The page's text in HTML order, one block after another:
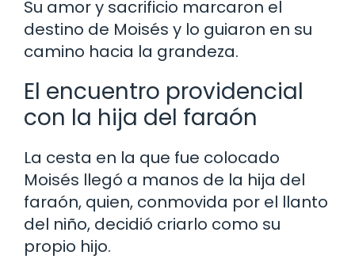
Su amor y sacrificio marcaron el
destino de Moisés y lo guiaron en su
camino hacia la grandeza.
El encuentro providencial
con la hija del faraón
La cesta en la que fue colocado
Moisés llegó a manos de la hija del
faraón, quien, conmovida por el llanto
del niño, decidió criarlo como su
propio hijo.